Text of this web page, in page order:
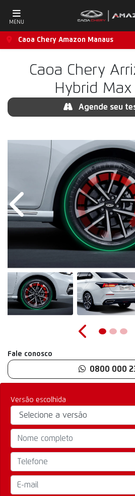
MENU
Caoa Chery Amazon Manaus
Caoa Chery
Hybrid
Agende seu
Versão escolhida
Anterior
Anterior
Fale conosco
0800 000